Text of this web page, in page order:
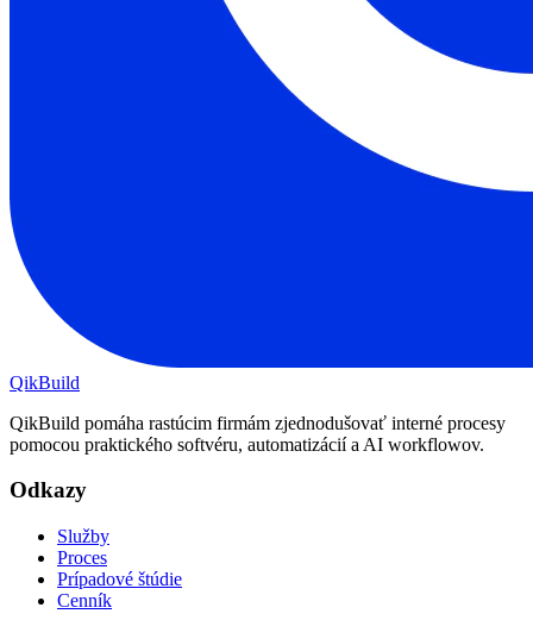
QikBuild
QikBuild pomáha rastúcim firmám zjednodušovať interné procesy
pomocou praktického softvéru, automatizácií a AI workflowov.
Odkazy
Služby
Proces
Prípadové štúdie
Cenník